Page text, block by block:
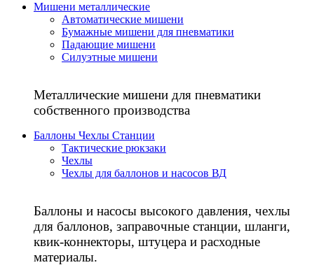
Мишени металлические
Автоматические мишени
Бумажные мишени для пневматики
Падающие мишени
Силуэтные мишени
Металлические мишени для пневматики
собственного производства
Баллоны Чехлы Станции
Тактические рюкзаки
Чехлы
Чехлы для баллонов и насосов ВД
Баллоны и насосы высокого давления, чехлы
для баллонов, заправочные станции, шланги,
квик-коннекторы, штуцера и расходные
материалы.